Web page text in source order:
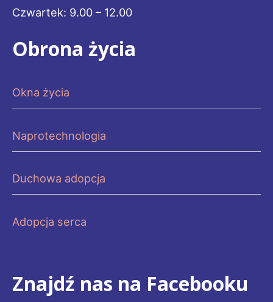
Czwartek: 9.00 – 12.00
Obrona życia
Okna życia
Naprotechnologia
Duchowa adopcja
Adopcja serca
Znajdź nas na Facebooku